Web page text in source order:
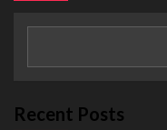
Recent Posts